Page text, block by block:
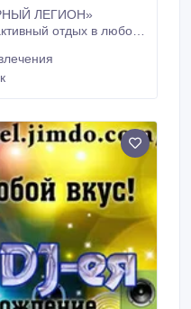
ЛЕГИОН»
отдых в любой
рождения и
же проводим